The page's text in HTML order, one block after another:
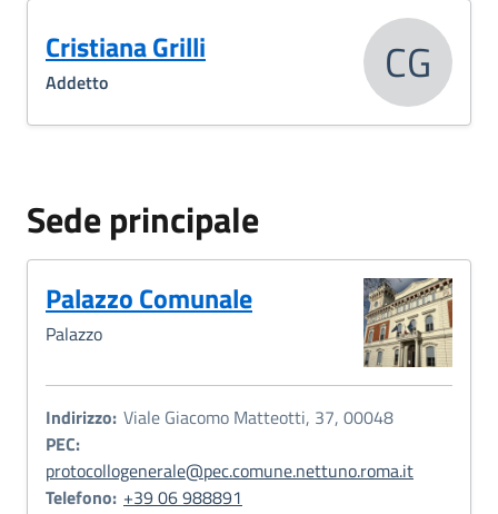
Cristiana Grilli
Addetto CG
Sede principale
Palazzo Comunale
Palazzo
Indirizzo: Viale Giacomo Matteotti, 37, 00048
PEC:
protocollogenerale@pec.comune.nettuno.roma.it
Telefono: +39 06 988891